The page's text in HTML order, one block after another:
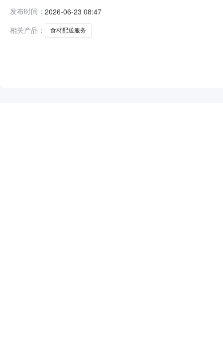
日）。公示期间如有异议，请按相关规定向比选方书面
选人自愿放弃则顺位递补（依此类推）
发布时间： 2026-06-23 08:47
相关产品：
食材配送服务